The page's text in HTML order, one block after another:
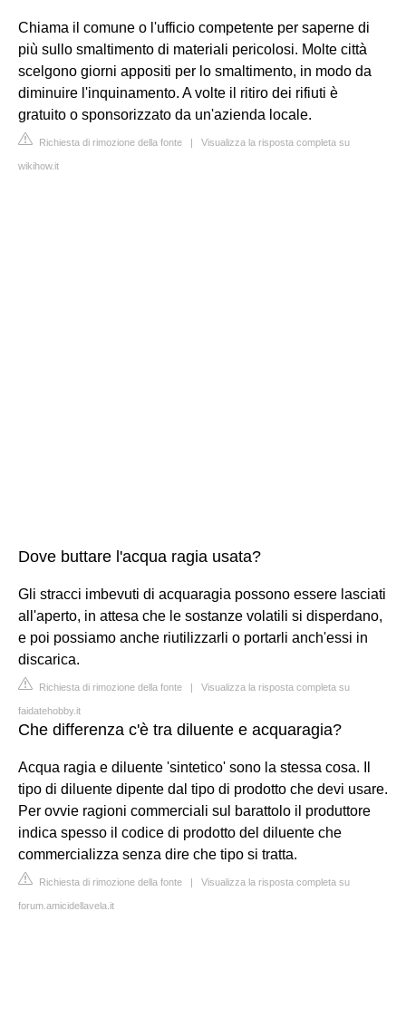
Chiama il comune o l'ufficio competente per saperne di
più sullo smaltimento di materiali pericolosi. Molte città
scelgono giorni appositi per lo smaltimento, in modo da
diminuire l'inquinamento. A volte il ritiro dei rifiuti è
gratuito o sponsorizzato da un'azienda locale.
Richiesta di rimozione della fonte | Visualizza la risposta completa su
wikihow.it
Dove buttare l'acqua ragia usata?
Gli stracci imbevuti di acquaragia possono essere lasciati
all'aperto, in attesa che le sostanze volatili si disperdano,
e poi possiamo anche riutilizzarli o portarli anch'essi in
discarica.
Richiesta di rimozione della fonte | Visualizza la risposta completa su
faidatehobby.it
Che differenza c'è tra diluente e acquaragia?
Acqua ragia e diluente 'sintetico' sono la stessa cosa. Il
tipo di diluente dipente dal tipo di prodotto che devi usare.
Per ovvie ragioni commerciali sul barattolo il produttore
indica spesso il codice di prodotto del diluente che
commercializza senza dire che tipo si tratta.
Richiesta di rimozione della fonte | Visualizza la risposta completa su
forum.amicidellavela.it